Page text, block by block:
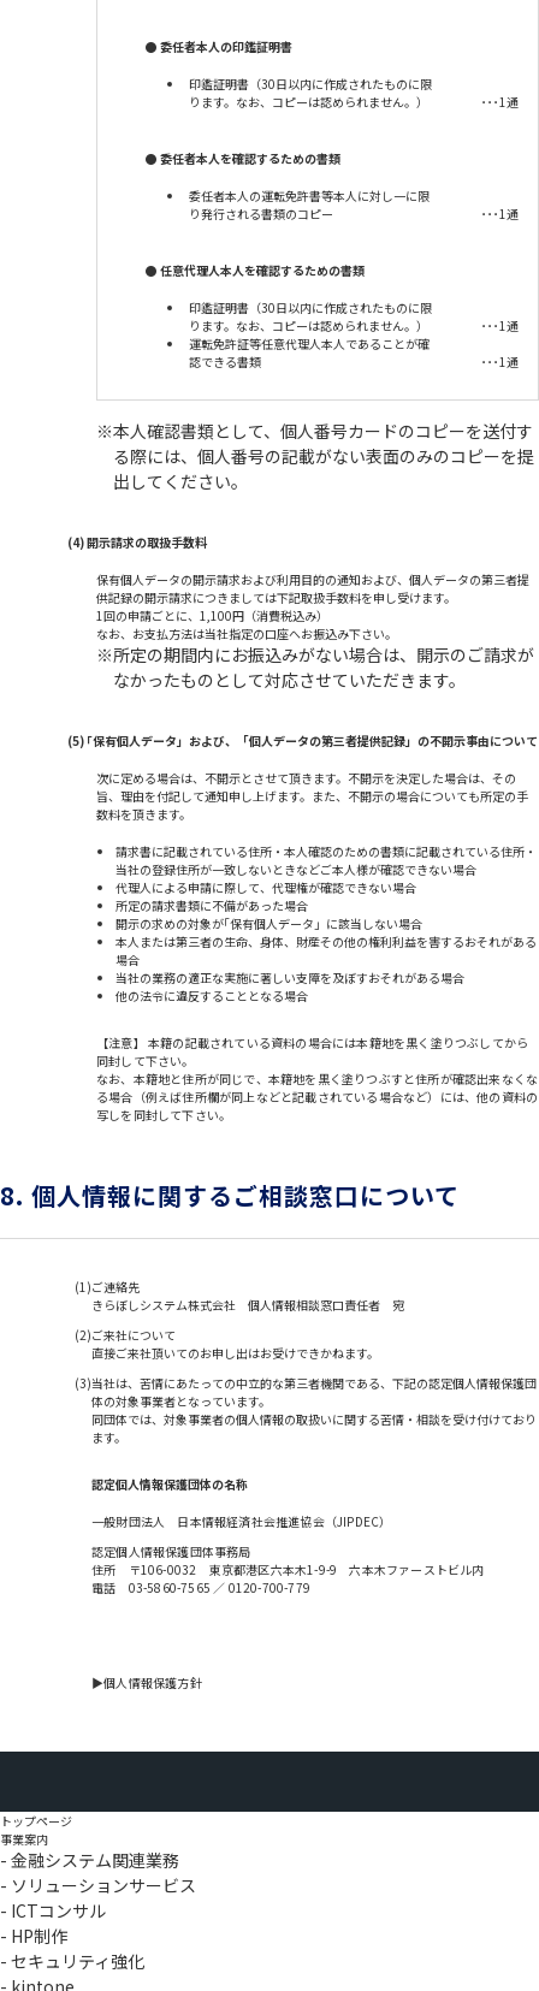
● 委任者本人の印鑑証明書
印鑑証明書（30日以内に作成されたものに限
ります。なお、コピーは認められません。）
･･･1通
● 委任者本人を確認するための書類
委任者本人の運転免許書等本人に対し一に限
り発行される書類のコピー
･･･1通
● 任意代理人本人を確認するための書類
印鑑証明書（30日以内に作成されたものに限
ります。なお、コピーは認められません。）
･･･1通
運転免許証等任意代理人本人であることが確
認できる書類
･･･1通
本人確認書類として、個人番号カードのコピーを送付す
る際には、個人番号の記載がない表面のみのコピーを提
出してください。
(4) 開示請求の取扱手数料
保有個人データの開示請求および利用目的の通知および、個人データの第三者提
供記録の開示請求につきましては下記取扱手数料を申し受けます。
1回の申請ごとに、1,100円（消費税込み）
なお、お支払方法は当社指定の口座へお振込み下さい。
所定の期間内にお振込みがない場合は、開示のご請求が
なかったものとして対応させていただきます。
(5) ｢保有個人データ」および、「個人データの第三者提供記録」の不開示事由について
次に定める場合は、不開示とさせて頂きます。不開示を決定した場合は、その
旨、理由を付記して通知申し上げます。また、不開示の場合についても所定の手
数料を頂きます。
請求書に記載されている住所・本人確認のための書類に記載されている住所・
当社の登録住所が一致しないときなどご本人様が確認できない場合
代理人による申請に際して、代理権が確認できない場合
所定の請求書類に不備があった場合
開示の求めの対象が｢保有個人データ」に該当しない場合
本人または第三者の生命、身体、財産その他の権利利益を害するおそれがある
場合
当社の業務の適正な実施に著しい支障を及ぼすおそれがある場合
他の法令に違反することとなる場合
【注意】 本籍の記載されている資料の場合には本籍地を黒く塗りつぶしてから
同封して下さい。
なお、本籍地と住所が同じで、本籍地を黒く塗りつぶすと住所が確認出来なくな
る場合（例えば住所欄が同上などと記載されている場合など）には、他の資料の
写しを同封して下さい。
8. 個人情報に関するご相談窓口について
ご連絡先
きらぼしシステム株式会社 個人情報相談窓口責任者 宛
ご来社について
直接ご来社頂いてのお申し出はお受けできかねます。
当社は、苦情にあたっての中立的な第三者機関である、下記の認定個人情報保護団
体の対象事業者となっています。
同団体では、対象事業者の個人情報の取扱いに関する苦情・相談を受け付けており
ます。
認定個人情報保護団体の名称
一般財団法人 日本情報経済社会推進協会（JIPDEC）
認定個人情報保護団体事務局
住所 〒106-0032 東京都港区六本木1-9-9 六本木ファーストビル内
電話 03-5860-7565 ／ 0120-700-779
▶個人情報保護方針
トップページ
事業案内
金融システム関連業務
ソリューションサービス
ICTコンサル
HP制作
セキュリティ強化
kintone